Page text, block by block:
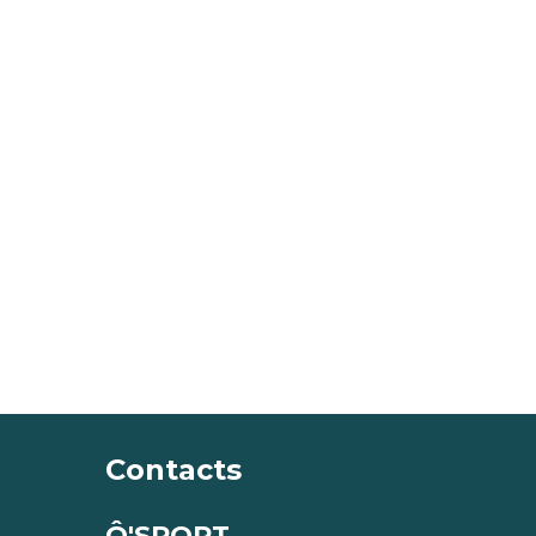
Contacts